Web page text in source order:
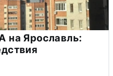
на Ярославль: